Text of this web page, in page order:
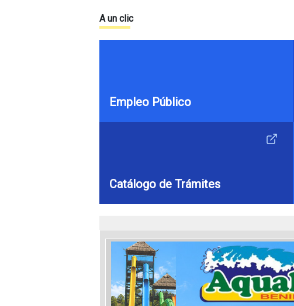
A un clic
Empleo Público
Catálogo de Trámites